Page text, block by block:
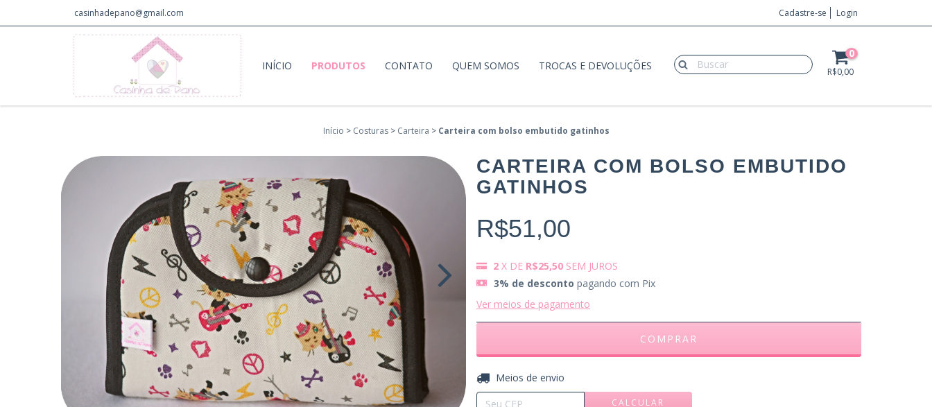
casinhadepano@gmail.com Cadastre-se Login
INÍCIO PRODUTOS CONTATO QUEM SOMOS TROCAS E DEVOLUÇÕES
0
R$0,00
Início > Costuras > Carteira > Carteira com bolso embutido gatinhos
CARTEIRA COM BOLSO EMBUTIDO
GATINHOS
R$51,00
2 X DE R$25,50 SEM JUROS
3% de desconto pagando com Pix
Ver meios de pagamento
Entregas para o CEP:
Meios de envio
CALCULAR